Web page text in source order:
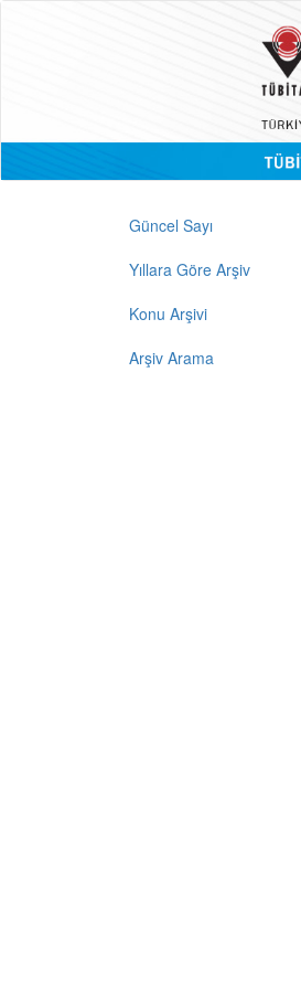
Güncel Sayı
Yıllara Göre Arşiv
Konu Arşivi
Arşiv Arama